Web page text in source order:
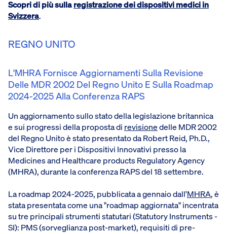
Scopri di più sullaregistrazione dei dispositivi medici in
Svizzera.
REGNO UNITO
L'MHRA Fornisce Aggiornamenti Sulla Revisione
Delle MDR 2002 Del Regno Unito E Sulla Roadmap
2024-2025 Alla Conferenza RAPS
Un aggiornamento sullo stato della legislazione britannica
e sui progressi della proposta di revisionedelle MDR 2002
del Regno Unito è stato presentato da Robert Reid, Ph.D.,
Vice Direttore per i Dispositivi Innovativi presso la
Medicines and Healthcare products Regulatory Agency
(MHRA), durante la conferenza RAPS del 18 settembre.
La roadmap 2024-2025, pubblicata a gennaio dall'MHRA, è
stata presentata come una "roadmap aggiornata" incentrata
su tre principali strumenti statutari (Statutory Instruments -
SI): PMS (sorveglianza post-market), requisiti di pre-